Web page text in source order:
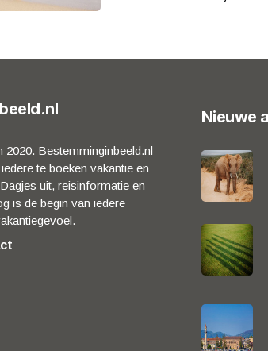
2020. Bestemminginbeeld.nl
te boeken vakantie en
uit, reisinformatie en
is de begin van iedere
Nieuwe